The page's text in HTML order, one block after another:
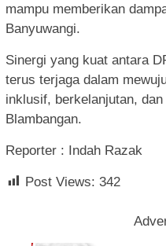
mampu memberikan
Banyuwangi.
Sinergi yang kuat antara
terus terjaga dalam
inklusif, berkelanjutan,
Blambangan.
Reporter : Indah Razak
Post Views: 342